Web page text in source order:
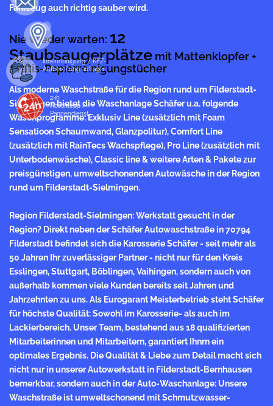
Fahrzeug auch richtig sauber wird.
Nie wieder warten: 12
Staubsaugerplätze mit Mattenklopfer +
Gratis-Papierreinigungstücher
Als moderne Waschstraße für die Region rund um Filderstadt-
Sielmingen bietet die Waschanlage Schäfer u.a. folgende
Waschprogramme: Exklusiv Line (zusätzlich mit Foam
Sensatioon Schaumwand, Glanzpolitur), Comfort Line
(zusätzlich mit RainTecs Wachspflege), Pro Line (zusätzlich mit
Unterbodenwäsche), Classic line & weitere Arten & Pakete zur
preisgünstigen, umweltschonenden Autowäsche in der Region
rund um Filderstadt-Sielmingen.
Region Filderstadt-Sielmingen: Werkstatt gesucht in der
Region? Direkt neben der Schäfer Autowaschstraße in 70794
Filderstadt befindet sich die Karosserie Schäfer - seit mehr als
50 Jahren Ihr zuverlässiger Partner - nicht nur für den Kreis
Esslingen, Stuttgart, Böblingen, Vaihingen, sondern auch von
außerhalb kommen viele Kunden bereits seit Jahren und
Jahrzehnten zu uns. Als Eurogarant Meisterbetriebsteht Schäfer
für höchste Qualität: Sowohl im Karosserie- als auch im
Lackierbereich. Unser Team, bestehend aus 18 qualifizierten
Mitarbeiterinnen und Mitarbeitern, garantiert Ihnrn ein
optimales Ergebnis. Die Qualität & Liebe zum Detail macht sich
nicht nur in unserer Autowerkstatt in Filderstadt-Bernhausen
bemerkbar, sondern auch in der Auto-Waschanlage: Unsere
Waschstraße ist umweltschonend mit Schmutzwasser-
Innenreinigung / KFZ-
Aufbereitung anfragen
24h
Abschlepp /
Pannendienst